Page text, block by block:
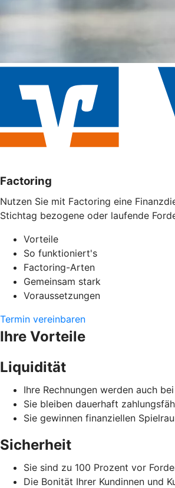
Factoring
Nutzen Sie mit Factoring eine
Stichtag bezogene oder laufende
Vorteile
So funktioniert's
Factoring-Arten
Gemeinsam stark
Voraussetzungen
Termin vereinbaren
Ihre Vorteile
Liquidität
Ihre Rechnungen werden auch
Sie bleiben dauerhaft
Sie gewinnen finanziellen
Sicherheit
Sie sind zu 100 Prozent vor
Die Bonität Ihrer Kundinnen und